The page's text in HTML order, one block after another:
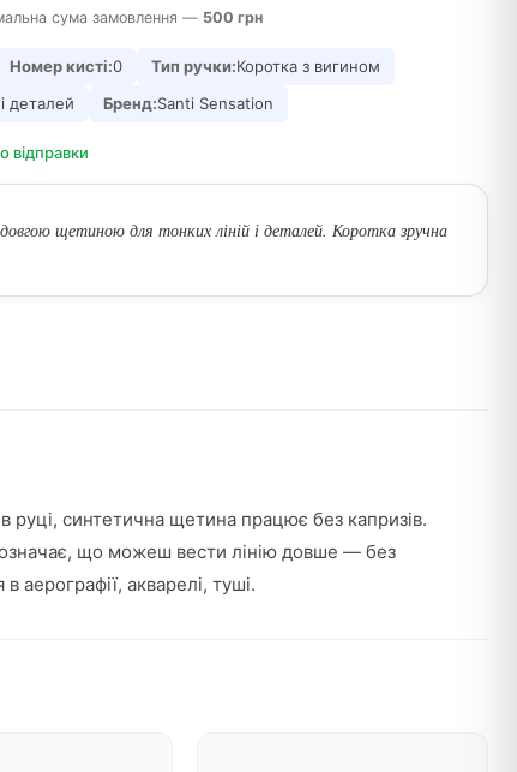
сума замовлення — 500 грн
Номер кисті:0 Тип ручки:Коротка з вигином
деталей Бренд:Santi Sensation
відправки
щетиною для тонких ліній і деталей. Коротка зручна
руці, синтетична щетина працює без капризів.
означає, що можеш вести лінію довше — без
аерографії, акварелі, туші.